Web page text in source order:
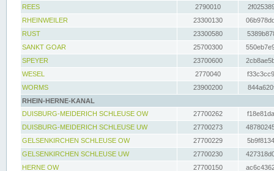
REES
2790010
RHEINWEILER
23300130
RUST
23300580
SANKT GOAR
25700300
SPEYER
23700600
WESEL
2770040
WORMS
23900200
RHEIN-HERNE-KANAL
DUISBURG-MEIDERICH SCHLEUSE OW
27700262
DUISBURG-MEIDERICH SCHLEUSE UW
27700273
GELSENKIRCHEN SCHLEUSE OW
27700229
GELSENKIRCHEN SCHLEUSE UW
27700230
HERNE OW
27700150